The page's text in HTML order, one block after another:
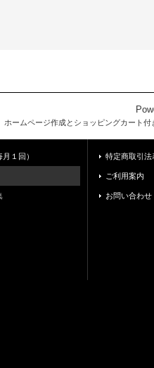
ホームページ作成とショッピングカート
１回） 特定商取引法
ご利用案内
お問い合わせ